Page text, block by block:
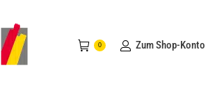
0 Zum Shop-Konto